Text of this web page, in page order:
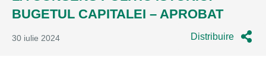
BUGETUL CAPITALEI – APROBAT
30 iulie 2024 Distribuire